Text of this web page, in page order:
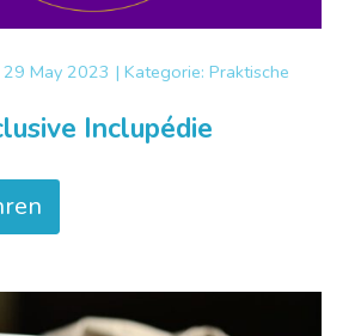
29 May 2023 | Kategorie: Praktische
Inclupédie